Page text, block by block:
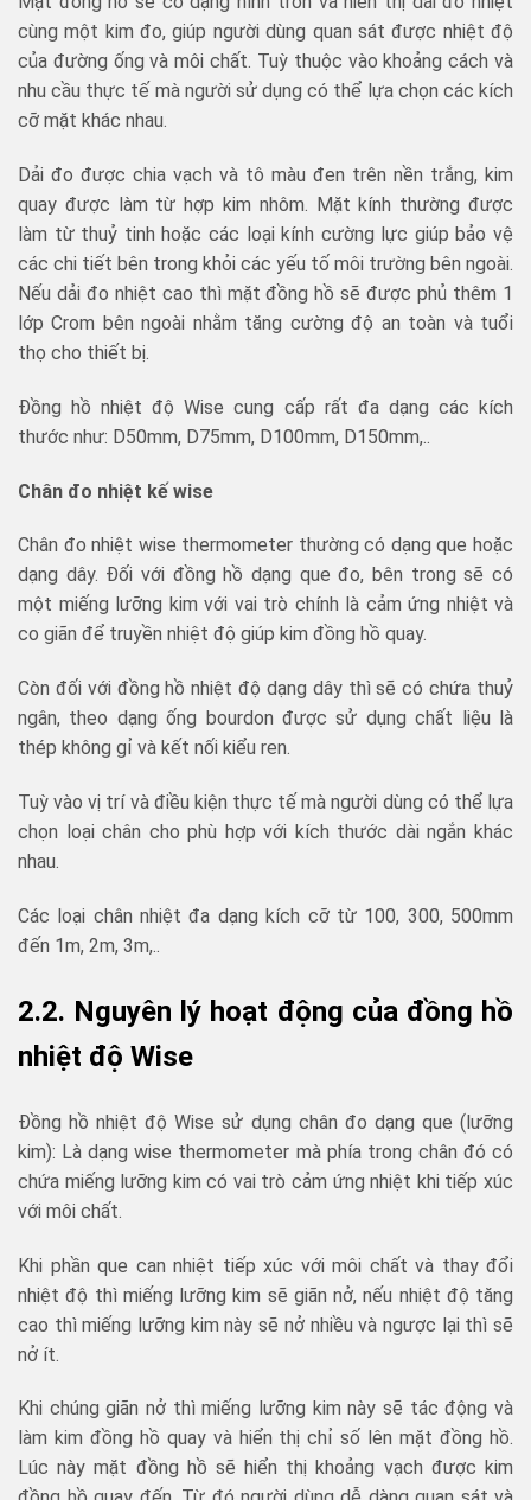
cùng một kim đo, giúp người dùng quan sát được nhiệt độ
của đường ống và môi chất. Tuỳ thuộc vào khoảng cách và
nhu cầu thực tế mà người sử dụng có thể lựa chọn các kích
cỡ mặt khác nhau.
Dải đo được chia vạch và tô màu đen trên nền trắng, kim
quay được làm từ hợp kim nhôm. Mặt kính thường được
làm từ thuỷ tinh hoặc các loại kính cường lực giúp bảo vệ
các chi tiết bên trong khỏi các yếu tố môi trường bên ngoài.
Nếu dải đo nhiệt cao thì mặt đồng hồ sẽ được phủ thêm 1
lớp Crom bên ngoài nhằm tăng cường độ an toàn và tuổi
thọ cho thiết bị.
Đồng hồ nhiệt độ Wise cung cấp rất đa dạng các kích
thước như: D50mm, D75mm, D100mm, D150mm,..
Chân đo nhiệt kế wise
Chân đo nhiệt wise thermometer thường có dạng que hoặc
dạng dây. Đối với đồng hồ dạng que đo, bên trong sẽ có
một miếng lưỡng kim với vai trò chính là cảm ứng nhiệt và
co giãn để truyền nhiệt độ giúp kim đồng hồ quay.
Còn đối với đồng hồ nhiệt độ dạng dây thì sẽ có chứa thuỷ
ngân, theo dạng ống bourdon được sử dụng chất liệu là
thép không gỉ và kết nối kiểu ren.
Tuỳ vào vị trí và điều kiện thực tế mà người dùng có thể lựa
chọn loại chân cho phù hợp với kích thước dài ngắn khác
nhau.
Các loại chân nhiệt đa dạng kích cỡ từ 100, 300, 500mm
đến 1m, 2m, 3m,..
2.2. Nguyên lý hoạt động của đồng hồ
nhiệt độ Wise
Đồng hồ nhiệt độ Wise sử dụng chân đo dạng que (lưỡng
kim): Là dạng wise thermometer mà phía trong chân đó có
chứa miếng lưỡng kim có vai trò cảm ứng nhiệt khi tiếp xúc
với môi chất.
Khi phần que can nhiệt tiếp xúc với môi chất và thay đổi
nhiệt độ thì miếng lưỡng kim sẽ giãn nở, nếu nhiệt độ tăng
cao thì miếng lưỡng kim này sẽ nở nhiều và ngược lại thì sẽ
nở ít.
Khi chúng giãn nở thì miếng lưỡng kim này sẽ tác động và
làm kim đồng hồ quay và hiển thị chỉ số lên mặt đồng hồ.
Lúc này mặt đồng hồ sẽ hiển thị khoảng vạch được kim